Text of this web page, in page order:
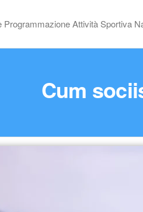
Programmazione Attività Sportiva
Cum